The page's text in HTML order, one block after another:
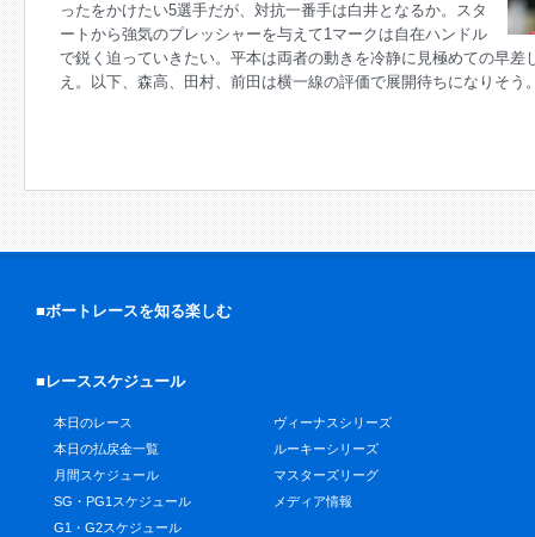
ったをかけたい5選手だが、対抗一番手は白井となるか。スタ
ートから強気のプレッシャーを与えて1マークは自在ハンドル
で鋭く迫っていきたい。平本は両者の動きを冷静に見極めての早差
え。以下、森高、田村、前田は横一線の評価で展開待ちになりそう
■ボートレースを知る楽しむ
■レーススケジュール
本日のレース
本日の払戻金一覧
月間スケジュール
SG・PG1スケジュール
G1・G2スケジュール
ヴィーナスシリーズ
ルーキーシリーズ
マスターズリーグ
メディア情報